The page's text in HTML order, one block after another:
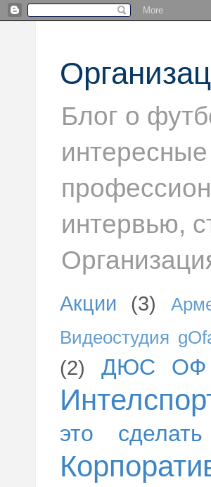
Блог о
интервью,
Акции (3)
Видеостудия
(2) ДЮС ОФ
это сделать